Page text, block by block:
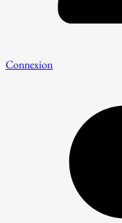
Connexion